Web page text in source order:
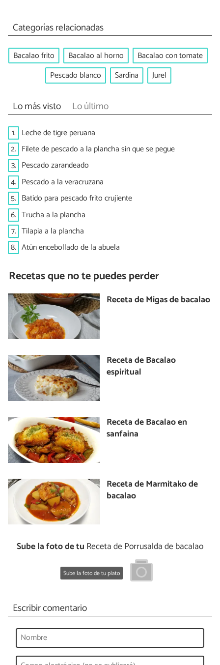
Categorías relacionadas
Bacalao frito Bacalao al horno
Bacalao con tomate
Pescado blanco
Sardina Jurel
Lo más visto Lo último
1. Leche de tigre peruana
2. Filete de pescado a la plancha sin que se pegue
3. Pescado zarandeado
4. Pescado a la veracruzana
5. Batido para pescado frito crujiente
6. Trucha a la plancha
7. Tilapia a la plancha
8. Atún encebollado de la abuela
Recetas que no te puedes perder
Receta de Migas de bacalao
Receta de Bacalao
espiritual
Receta de Bacalao en
sanfaina
Receta de Marmitako de
bacalao
Sube la foto de tu Receta de Porrusalda de bacalao
Sube la foto de tu plato
Escribir comentario